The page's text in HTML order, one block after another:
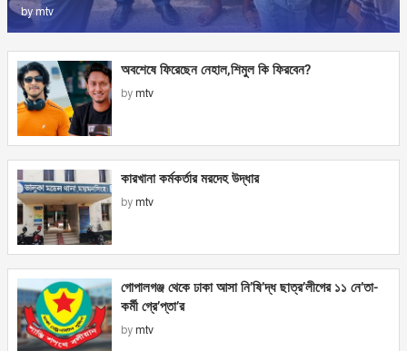
by mtv
অবশেষে ফিরেছেন নেহাল,শিমুল কি ফিরবেন?
by mtv
কারখানা কর্মকর্তার মরদেহ উদ্ধার
by mtv
গোপালগঞ্জ থেকে ঢাকা আসা নি’ষি’দ্ধ ছাত্র’লীগের ১১ নে’তা-
কর্মী গ্রে’প্তা’র
by mtv